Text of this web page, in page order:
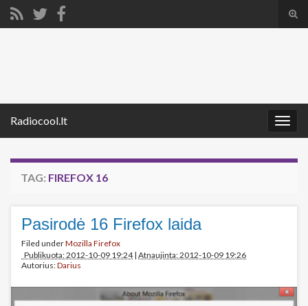
Radiocool.lt
TAG: FIREFOX 16
Pasirodė 16 Firefox laida
Filed underMozilla Firefox
Publikuota: 2012-10-09 19:24| Atnaujinta: 2012-10-09 19:26
Autorius:Darius